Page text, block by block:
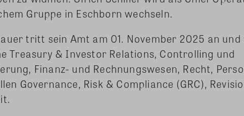
Gruppe in Eschborn wechseln.
tritt sein Amt am 01. November 2025 an
Treasury & Investor Relations, Controlling und
Finanz- und Rechnungswesen, Recht,
Governance, Risk & Compliance (GRC),